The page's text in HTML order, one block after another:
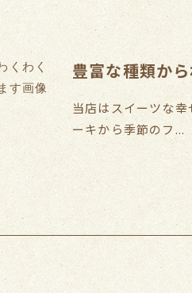
豊富な種類か
当店はスイーツな
ーキから季節のフ...